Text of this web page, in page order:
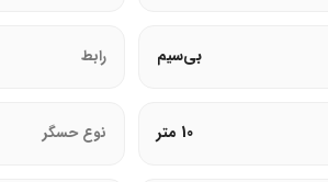
بی‌سیم رابط
10 متر نوع حسگر